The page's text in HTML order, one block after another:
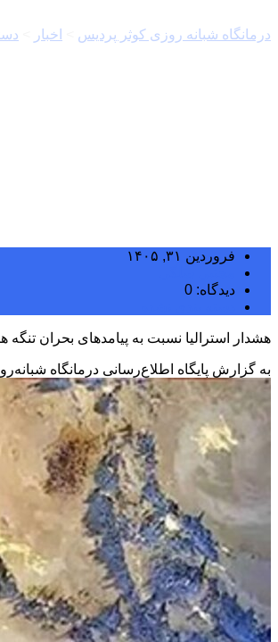
درمانگاه شبانه روزی کوثر پردیس اخبار
فروردین ۳۱, ۱۴۰۵
دیدگاه: 0
هشدار استرالیا نسبت به پیامدهای بحران
به گزارش پایگاه اطلاع‌رسانی درمانگاه